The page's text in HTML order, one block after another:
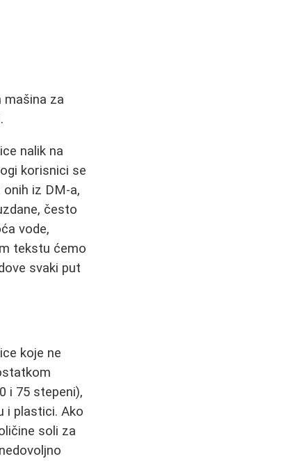
mašina za
nalik na
korisnici se
iz DM-a,
često
vode,
tekstu ćemo
svaki put
koje ne
i 75 stepeni),
i plastici. Ako
soli za